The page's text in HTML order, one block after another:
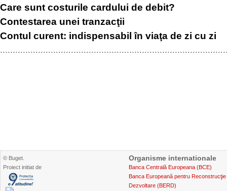
Care sunt costurile cardului de debit?
Contestarea unei tranzacţii
Contul curent: indispensabil în viaţa de zi cu zi
© Buget.
Proiect initiat de
Organisme internationale
Banca Centrală Europeana (BCE)
Banca Europeană pentru Reconstrucţie
Dezvoltare (BERD)